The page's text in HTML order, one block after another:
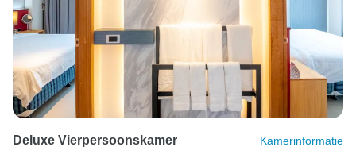
Deluxe Vierpersoonskamer Kamerinformatie